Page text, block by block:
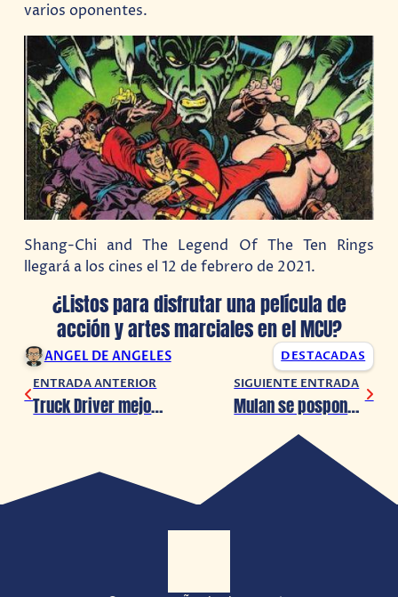
varios oponentes.
Shang-Chi and The Legend Of The Ten Rings
llegará a los cines el 12 de febrero de 2021.
¿Listos para disfrutar una película de
acción y artes marciales en el MCU?
ANGEL DE ANGELES
DESTACADAS
ENTRADA ANTERIOR
Truck Driver mejora su calidad y jugabilidad en su nueva versión
SIGUIENTE ENTRADA
Mulan se pospone indefinidamente